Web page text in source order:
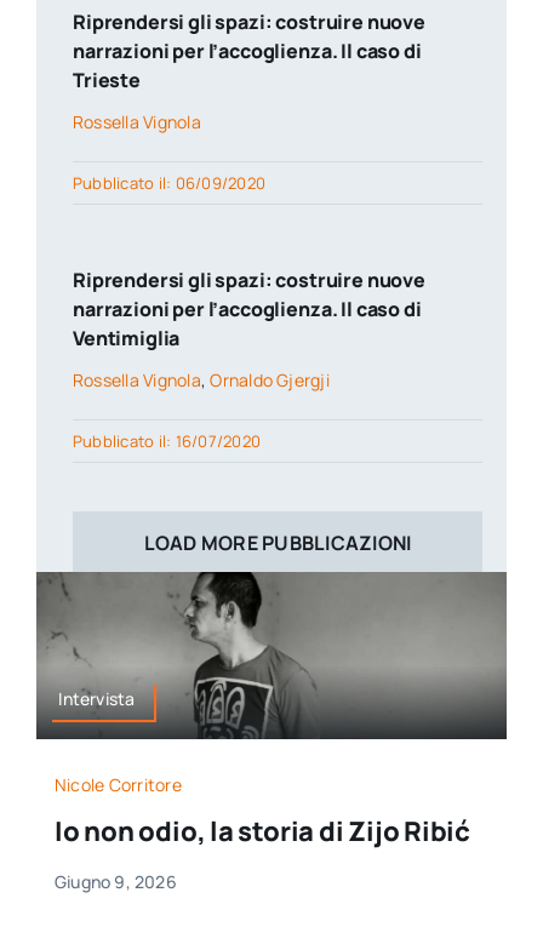
Riprendersi gli spazi: costruire nuove
narrazioni per l’accoglienza. Il caso di
Trieste
Rossella Vignola
Pubblicato il: 06/09/2020
Riprendersi gli spazi: costruire nuove
narrazioni per l’accoglienza. Il caso di
Ventimiglia
Rossella Vignola,Ornaldo Gjergji
Pubblicato il: 16/07/2020
LOAD MORE PUBBLICAZIONI
Intervista
Nicole Corritore
Io non odio, la storia di Zijo Ribić
Giugno 9, 2026